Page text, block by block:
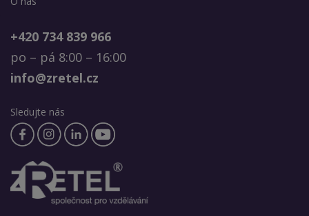
+420 734 839 966
po – pá 8:00 – 16:00
info@zretel.cz
Sledujte nás